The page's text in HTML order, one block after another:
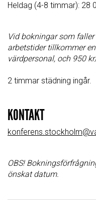
Heldag (4-8 timmar): 28
Vid bokningar som
arbetstider tillkommer
värdpersonal, och 950
2 timmar städning ingår.
KONTAKT
OBS!
önskat datum.